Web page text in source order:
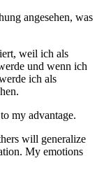
angesehen, was
weil ich als
und wenn ich
ich als
my advantage.
will generalize
My emotions